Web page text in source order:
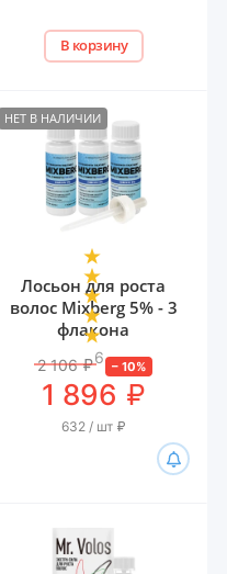
В корзину
НЕТ В НАЛИЧИИ
6
Лосьон для роста
волос Mixberg 5% - 3
флакона
2 106 ₽ –10%
1 896 ₽
632 / шт ₽